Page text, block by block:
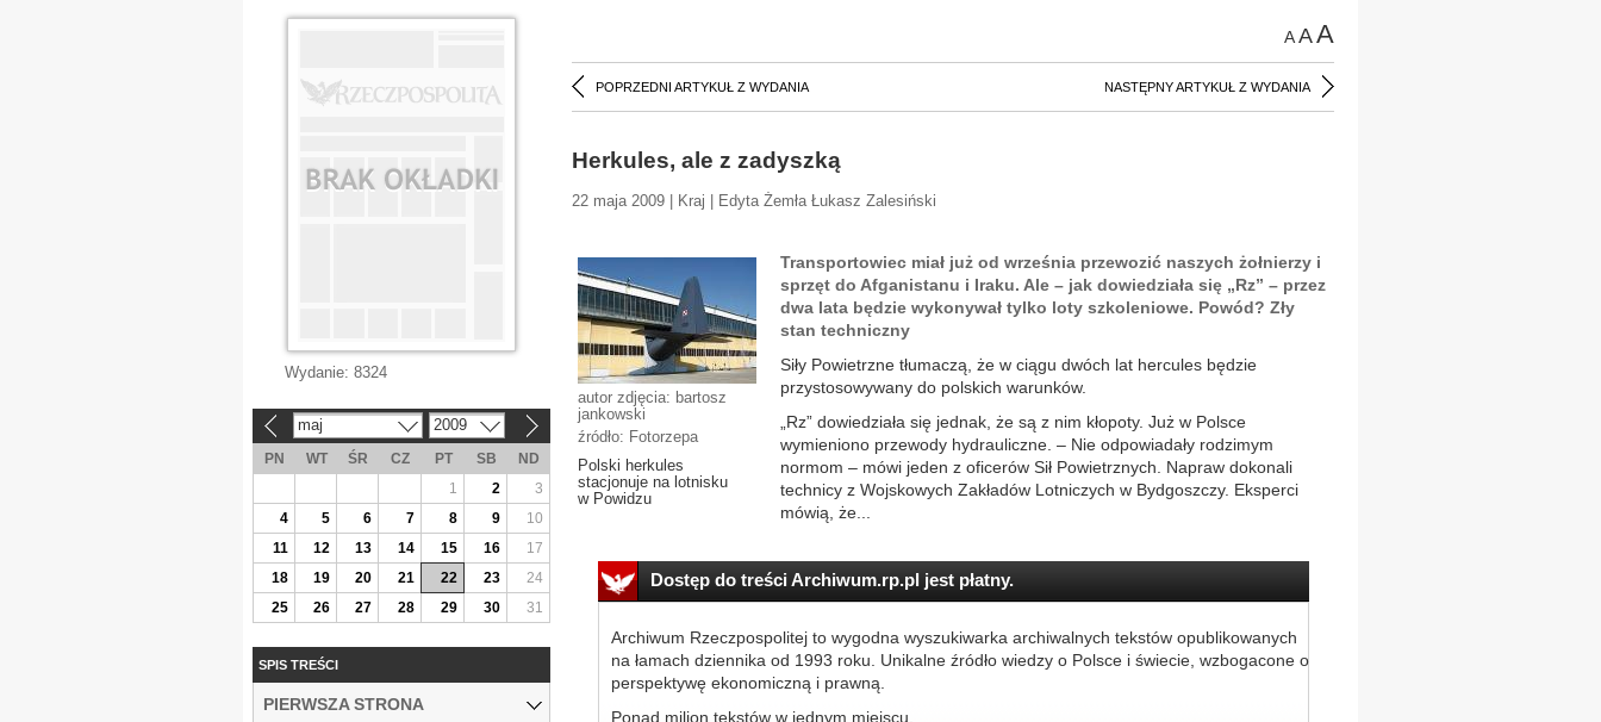
AAA
POPRZEDNI ARTYKUŁ Z WYDANIA NASTĘPNY ARTYKUŁ Z WYDANIA
Herkules, ale z zadyszką
22 maja 2009 | Kraj | Edyta Żemła Łukasz Zalesiński
autor zdjęcia: bartosz
jankowski
źródło: Fotorzepa
Polski herkules
stacjonuje na lotnisku
w Powidzu
Transportowiec miał już od września przewozić naszych żołnierzy i
sprzęt do Afganistanu i Iraku. Ale – jak dowiedziała się „Rz” – przez
dwa lata będzie wykonywał tylko loty szkoleniowe. Powód? Zły
stan techniczny
Siły Powietrzne tłumaczą, że w ciągu dwóch lat hercules będzie
przystosowywany do polskich warunków.
„Rz” dowiedziała się jednak, że są z nim kłopoty. Już w Polsce
wymieniono przewody hydrauliczne. – Nie odpowiadały rodzimym
normom – mówi jeden z oficerów Sił Powietrznych. Napraw dokonali
technicy z Wojskowych Zakładów Lotniczych w Bydgoszczy. Eksperci
mówią, że...
Dostęp do treści Archiwum.rp.pl jest płatny.
Archiwum Rzeczpospolitej to wygodna wyszukiwarka archiwalnych tekstów opublikowanych
na łamach dziennika od 1993 roku. Unikalne źródło wiedzy o Polsce i świecie, wzbogacone o
perspektywę ekonomiczną i prawną.
Ponad milion tekstów w jednym miejscu.
Wydanie: 8324
maj 2009
PN WT ŚR CZ PT SB
ND
1
2
3
4
5 6 7 8 9
10
11
12 13 14 15 16
17
18
19 20 21 22 23
24
25
26 27 28 29 30 31
SPIS TREŚCI
PIERWSZA STRONA